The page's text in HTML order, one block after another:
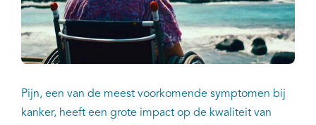
Pijn, een van de meest voorkomende symptomen bij
kanker, heeft een grote impact op de kwaliteit van